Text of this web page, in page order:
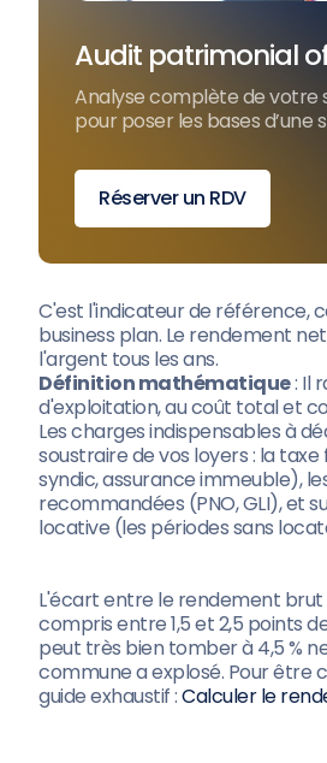
Audit patrimonial
Analyse complète de votre
pour poser les bases
Réserver un RDV
C'est l'indicateur de référence,
business plan. Le rendement
l'argent tous les ans.
Définition mathématique: Il
d'exploitation, au coût total et
Les charges indispensables à
soustraire de vos loyers : la
syndic, assurance immeuble),
recommandées (PNO, GLI), et
locative (les périodes sans
L'écart entre le rendement
compris entre 1,5 et 2,5 points
peut très bien tomber à 4,5 %
commune a explosé. Pour être
guide exhaustif :Calculer le